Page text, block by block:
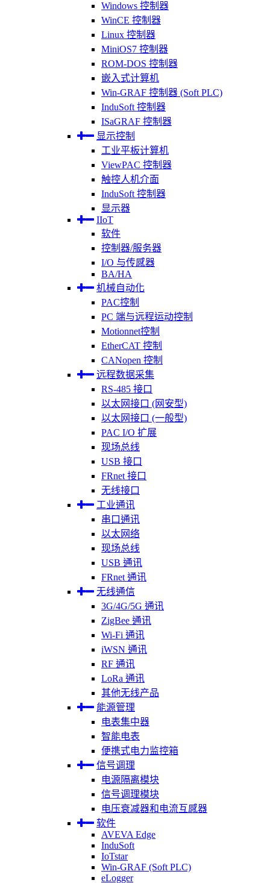
Windows 控制器
WinCE 控制器
Linux 控制器
MiniOS7 控制器
ROM-DOS 控制器
嵌入式计算机
Win-GRAF 控制器 (Soft PLC)
InduSoft 控制器
ISaGRAF 控制器
显示控制
工业平板计算机
ViewPAC 控制器
触控人机介面
InduSoft 控制器
显示器
IIoT
软件
控制器/服务器
I/O 与传感器
BA/HA
机械自动化
PAC控制
PC 端与远程运动控制
Motionnet控制
EtherCAT 控制
CANopen 控制
远程数据采集
RS-485 接口
以太网接口 (网安型)
以太网接口 (一般型)
PAC I/O 扩展
现场总线
USB 接口
FRnet 接口
无线接口
工业通讯
串口通讯
以太网络
现场总线
USB 通讯
FRnet 通讯
无线通信
3G/4G/5G 通讯
ZigBee 通讯
Wi-Fi 通讯
iWSN 通讯
RF 通讯
LoRa 通讯
其他无线产品
能源管理
电表集中器
智能电表
便携式电力监控箱
信号调理
电源隔离模块
信号调理模块
电压衰减器和电流互感器
软件
AVEVA Edge
InduSoft
IoTstar
Win-GRAF (Soft PLC)
eLogger